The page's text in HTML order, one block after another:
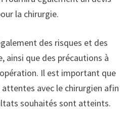
la chirurgie.
des risques et des
ainsi que des précautions à
Il est important que
avec le chirurgien afin
souhaités sont atteints.